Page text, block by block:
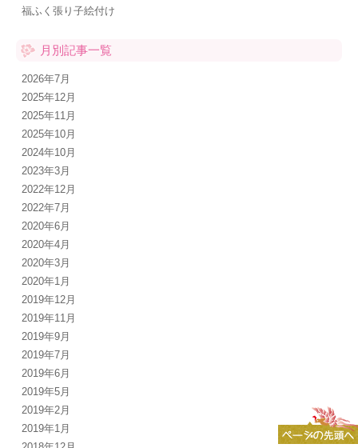
福ふく張り子絵付け
月別記事一覧
2026年7月
2025年12月
2025年11月
2025年10月
2024年10月
2023年3月
2022年12月
2022年7月
2020年6月
2020年4月
2020年3月
2020年1月
2019年12月
2019年11月
2019年9月
2019年7月
2019年6月
2019年5月
2019年2月
2019年1月